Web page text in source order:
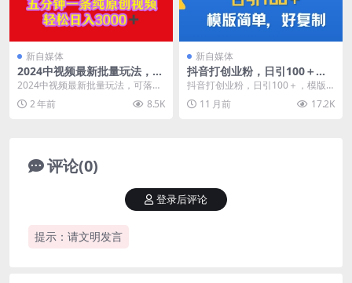
新自媒体
2024中视频最新批量玩法，无
需文案和剪辑，五分钟一条纯
原创视频，轻松日入3000+
2024中视频最新批量玩法，可落
地，可矩阵
2 年前 8.5K
新自媒体
抖音打创业粉，日引100＋，
模版简单，好复制
抖音打创业粉，日引100＋，模版
简单，好复制 项目介绍： 现在都想
賺钱，搞副业，...
11 月前 17.2K
评论(0)
提示：请文明发言
登录后评论